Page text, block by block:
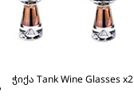
ჭიქა Tank Wine Glasses x2